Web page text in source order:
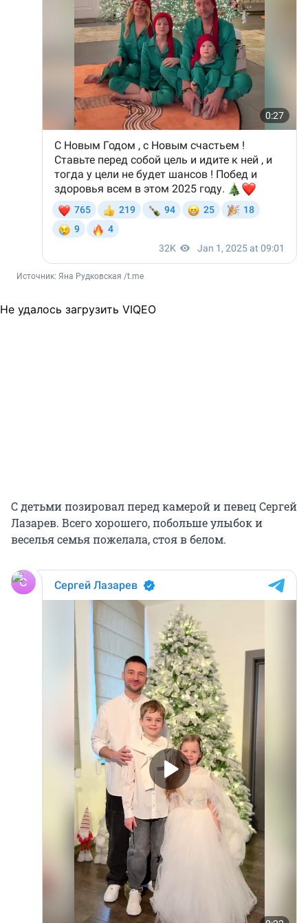
Источник: Яна Рудковская /t.me
Не удалось загрузить VIQEO
С детьми позировал перед камерой и певец Сергей
Лазарев. Всего хорошего, побольше улыбок и
веселья семья пожелала, стоя в белом.